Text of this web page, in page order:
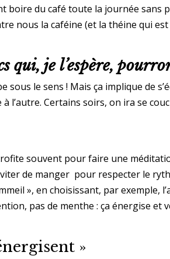
boire du café toute la journée sans
nous la caféine (et la théine qui
qui, je l’espère,
sous le sens ! Mais ça implique de
l’autre. Certains soirs, on ira se
souvent pour faire une
de manger pour respecter le
», en choisissant, par exemple,
pas de menthe : ça énergise et
»